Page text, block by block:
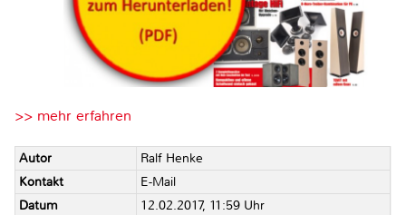
>> mehr erfahren
Autor
Ralf Henke
Kontakt
E-Mail
Datum
12.02.2017, 11:59 Uhr